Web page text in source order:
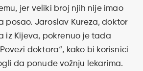
jer veliki broj njih nije imao
posao. Jaroslav Kureza, doktor
iz Kijeva, pokrenuo je tada
doktora“, kako bi korisnici
da ponude vožnju lekarima.